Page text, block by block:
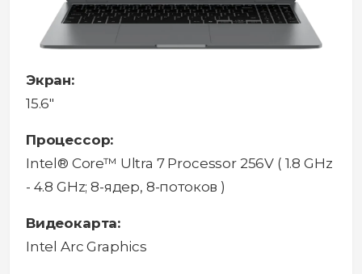
Экран:
15.6"
Процессор:
Intel® Core™ Ultra 7 Processor 256V ( 1.8 GHz
- 4.8 GHz; 8-ядер, 8-потоков )
Видеокарта:
Intel Arc Graphics